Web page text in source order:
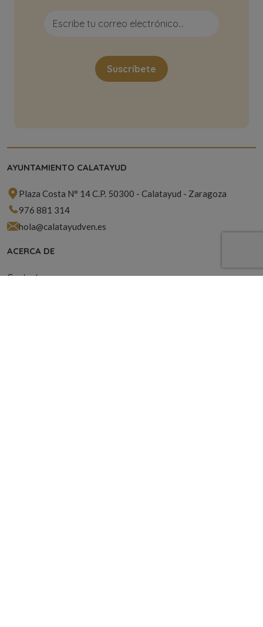
AYUNTAMIENTO CALATAYUD
Plaza Costa N° 14 C.P. 50300 - Calatayud - Zaragoza
976 881 314
hola@calatayudven.es
ACERCA DE
Contacto